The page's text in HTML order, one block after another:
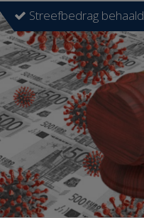
Streefbedrag behaald